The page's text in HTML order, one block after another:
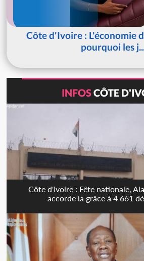
Côte d'Ivoire : L'économie
pourquoi les
INFOSCÔTE
Côte d'Ivoire : Fête nationale,
accorde la grâce à 4 661